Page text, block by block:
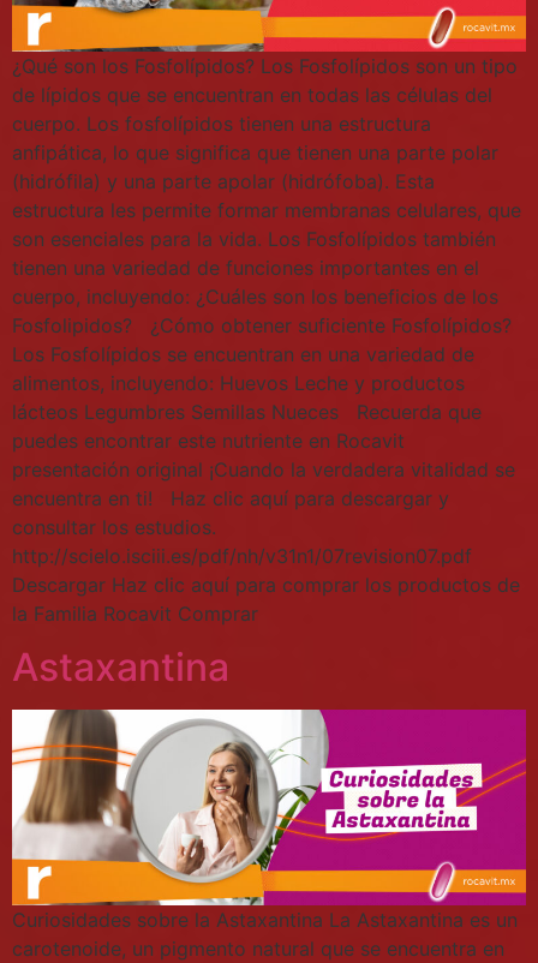
¿Qué son los Fosfolípidos? Los Fosfolípidos son un tipo
de lípidos que se encuentran en todas las células del
cuerpo. Los fosfolípidos tienen una estructura
anfipática, lo que significa que tienen una parte polar
(hidrófila) y una parte apolar (hidrófoba). Esta
estructura les permite formar membranas celulares, que
son esenciales para la vida. Los Fosfolípidos también
tienen una variedad de funciones importantes en el
cuerpo, incluyendo: ¿Cuáles son los beneficios de los
Fosfolipidos? ¿Cómo obtener suficiente Fosfolípidos?
Los Fosfolípidos se encuentran en una variedad de
alimentos, incluyendo: Huevos Leche y productos
lácteos Legumbres Semillas Nueces Recuerda que
puedes encontrar este nutriente en Rocavit
presentación original ¡Cuando la verdadera vitalidad se
encuentra en ti! Haz clic aquí para descargar y
consultar los estudios.
http://scielo.isciii.es/pdf/nh/v31n1/07revision07.pdf
Descargar Haz clic aquí para comprar los productos de
la Familia Rocavit Comprar
Astaxantina
Curiosidades sobre la Astaxantina La Astaxantina es un
carotenoide, un pigmento natural que se encuentra en